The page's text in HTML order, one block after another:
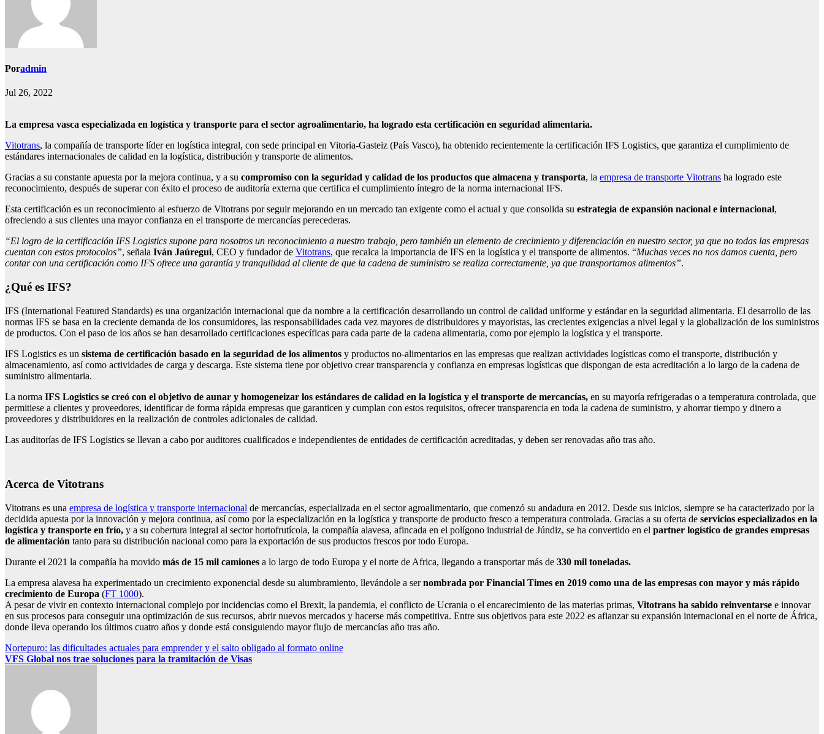
Poradmin
Jul 26, 2022
La empresa vasca especializada en logística y transporte para el sector agroalimentario, ha logrado esta certificación en seguridad alimentaria.
Vitotrans, la compañía de transporte líder en logística integral, con sede principal en Vitoria-Gasteiz (País Vasco), ha obtenido recientemente la certificación IFS Logistics, que garantiza el cumplimiento de
estándares internacionales de calidad en la logística, distribución y transporte de alimentos.
Gracias a su constante apuesta por la mejora continua, y a su compromiso con la seguridad y calidad de los productos que almacena y transporta, la empresa de transporte Vitotrans ha logrado este
reconocimiento, después de superar con éxito el proceso de auditoría externa que certifica el cumplimiento íntegro de la norma internacional IFS.
Esta certificación es un reconocimiento al esfuerzo de Vitotrans por seguir mejorando en un mercado tan exigente como el actual y que consolida su estrategia de expansión nacional e internacional,
ofreciendo a sus clientes una mayor confianza en el transporte de mercancías perecederas.
“El logro de la certificación IFS Logistics supone para nosotros un reconocimiento a nuestro trabajo, pero también un elemento de crecimiento y diferenciación en nuestro sector, ya que no todas las empresas
cuentan con estos protocolos”, señala Iván Jaúregui, CEO y fundador de Vitotrans, que recalca la importancia de IFS en la logística y el transporte de alimentos. “Muchas veces no nos damos cuenta, pero
contar con una certificación como IFS ofrece una garantía y tranquilidad al cliente de que la cadena de suministro se realiza correctamente, ya que transportamos alimentos”.
¿Qué es IFS?
IFS (International Featured Standards) es una organización internacional que da nombre a la certificación desarrollando un control de calidad uniforme y estándar en la seguridad alimentaria. El desarrollo de las
normas IFS se basa en la creciente demanda de los consumidores, las responsabilidades cada vez mayores de distribuidores y mayoristas, las crecientes exigencias a nivel legal y la globalización de los suministros
de productos. Con el paso de los años se han desarrollado certificaciones específicas para cada parte de la cadena alimentaria, como por ejemplo la logística y el transporte.
IFS Logistics es un sistema de certificación basado en la seguridad de los alimentos y productos no-alimentarios en las empresas que realizan actividades logísticas como el transporte, distribución y
almacenamiento, así como actividades de carga y descarga. Este sistema tiene por objetivo crear transparencia y confianza en empresas logísticas que dispongan de esta acreditación a lo largo de la cadena de
suministro alimentaria.
La norma IFS Logistics se creó con el objetivo de aunar y homogeneizar los estándares de calidad en la logística y el transporte de mercancías, en su mayoría refrigeradas o a temperatura controlada, que
permitiese a clientes y proveedores, identificar de forma rápida empresas que garanticen y cumplan con estos requisitos, ofrecer transparencia en toda la cadena de suministro, y ahorrar tiempo y dinero a
proveedores y distribuidores en la realización de controles adicionales de calidad.
Las auditorías de IFS Logistics se llevan a cabo por auditores cualificados e independientes de entidades de certificación acreditadas, y deben ser renovadas año tras año.
Acerca de Vitotrans
Vitotrans es una empresa de logística y transporte internacional de mercancías, especializada en el sector agroalimentario, que comenzó su andadura en 2012. Desde sus inicios, siempre se ha caracterizado por la
decidida apuesta por la innovación y mejora continua, así como por la especialización en la logística y transporte de producto fresco a temperatura controlada. Gracias a su oferta de servicios especializados en la
logística y transporte en frío, y a su cobertura integral al sector hortofrutícola, la compañía alavesa, afincada en el polígono industrial de Júndiz, se ha convertido en el partner logístico de grandes empresas
de alimentación tanto para su distribución nacional como para la exportación de sus productos frescos por todo Europa.
Durante el 2021 la compañía ha movido más de 15 mil camiones a lo largo de todo Europa y el norte de Africa, llegando a transportar más de 330 mil toneladas.
La empresa alavesa ha experimentado un crecimiento exponencial desde su alumbramiento, llevándole a sernombrada por Financial Times en 2019 como una de las empresas con mayor y más rápido
crecimiento de Europa (FT 1000).
A pesar de vivir en contexto internacional complejo por incidencias como el Brexit, la pandemia, el conflicto de Ucrania o el encarecimiento de las materias primas, Vitotrans ha sabido reinventarse e innovar
en sus procesos para conseguir una optimización de sus recursos, abrir nuevos mercados y hacerse más competitiva. Entre sus objetivos para este 2022 es afianzar su expansión internacional en el norte de África,
donde lleva operando los últimos cuatro años y donde está consiguiendo mayor flujo de mercancías año tras año.
Navegación
de
Nortepuro: las dificultades actuales para emprender y el salto obligado al formato online
VFS Global nos trae soluciones para la tramitación de Visas